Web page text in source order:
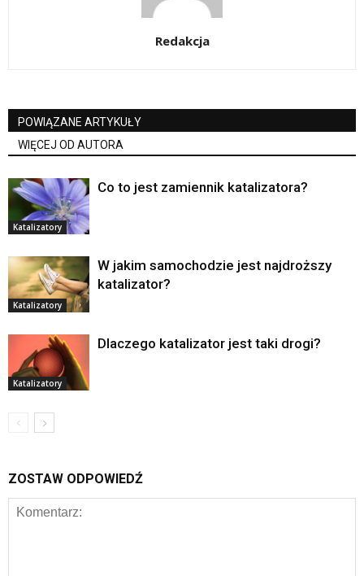
Redakcja
POWIĄZANE ARTYKUŁY
WIĘCEJ OD AUTORA
Katalizatory
Co to jest zamiennik katalizatora?
Katalizatory
W jakim samochodzie jest najdroższy
katalizator?
Katalizatory
Dlaczego katalizator jest taki drogi?
ZOSTAW ODPOWIEDŹ